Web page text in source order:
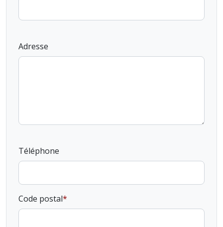
Adresse
Téléphone
Code postal